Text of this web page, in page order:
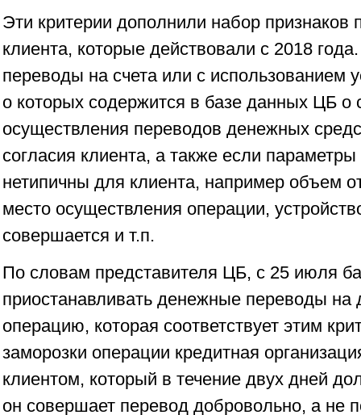
Эти критерии дополнили набор признаков
клиента, которые действовали с 2018
переводы на счета или с использованием
о которых содержится в базе данных ЦБ о
осуществления переводов денежных
согласия клиента, а также если
нетипичны для клиента, например объем
место осуществления операции,
совершается и т.п.
По словам представителя ЦБ, с 25 июля
приостанавливать денежные переводы
операцию, которая соответствует этим
заморозки операции кредитная
клиентом, который в течение двух дней
он совершает перевод добровольно, а не